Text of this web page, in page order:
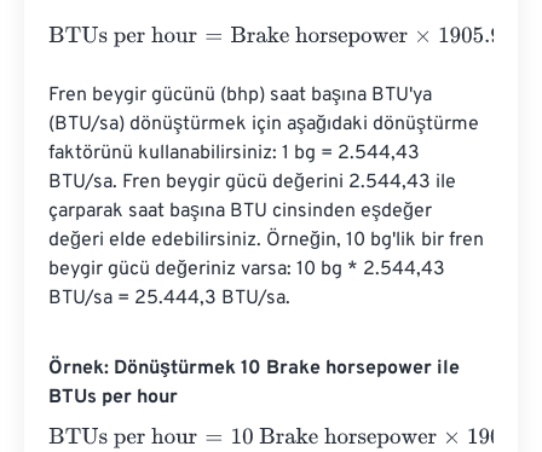
BTUs per hour=Brake horsepower×1905.9433245
Fren beygir gücünü (bhp) saat başına BTU'ya
(BTU/sa) dönüştürmek için aşağıdaki dönüştürme
faktörünü kullanabilirsiniz: 1 bg = 2.544,43
BTU/sa. Fren beygir gücü değerini 2.544,43 ile
çarparak saat başına BTU cinsinden eşdeğer
değeri elde edebilirsiniz. Örneğin, 10 bg'lik bir fren
beygir gücü değeriniz varsa: 10 bg * 2.544,43
BTU/sa = 25.444,3 BTU/sa.
Örnek: Dönüştürmek 10 Brake horsepower ile
BTUs per hour
BTUs per hour=10 Brake horsepower×1905.9433245